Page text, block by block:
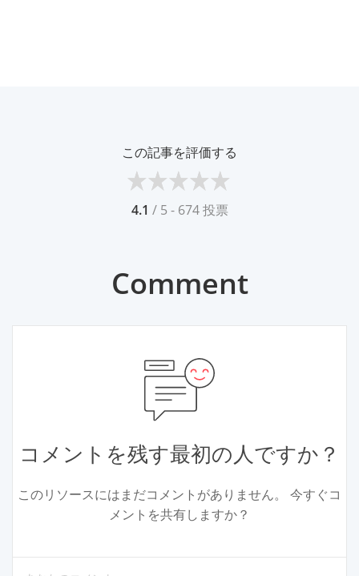
この記事を評価する
4.1 / 5 - 674 投票
Comment
コメントを残す最初の人ですか？
このリソースにはまだコメントがありません。 今すぐコ
メントを共有しますか？